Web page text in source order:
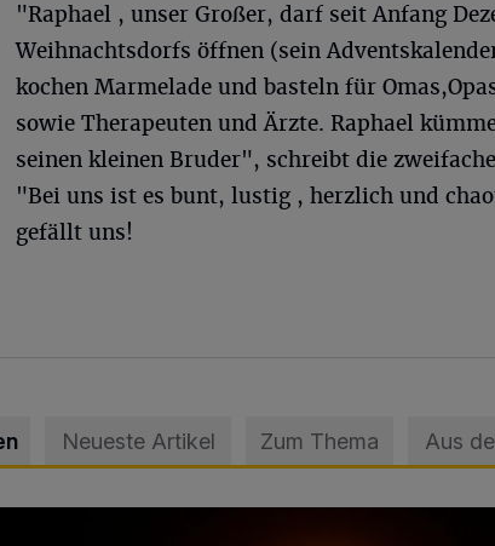
"Raphael , unser Großer, darf seit Anfang
Weihnachtsdorfs öffnen (sein
kochen Marmelade und basteln für
sowie Therapeuten und Ärzte. Raphael
seinen kleinen Bruder", schreibt die
"Bei uns ist es bunt, lustig , herzlich und
gefällt uns!
Neueste Artikel Zum Thema Aus